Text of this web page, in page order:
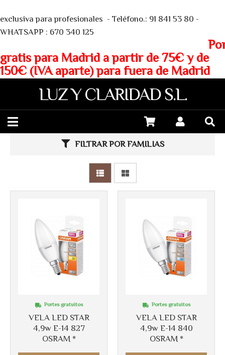
exclusiva para profesionales - Teléfono.: 91 841 53 80 -
WHATSAPP : 670 340 125
gratis para Madrid a partir de 75€ y de
150€ (IVA aparte) para fuera de Madrid
LUZ Y CLARIDAD S.L.
FILTRAR POR FAMILIAS
VELA LED STAR
4,9w E-14 827
OSRAM *
Portes gratuitos
VELA LED STAR
4,9w E-14 840
OSRAM *
Portes gratuitos
Más info Más info